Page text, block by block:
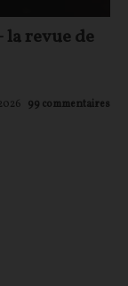
la revue de
99 commentaires